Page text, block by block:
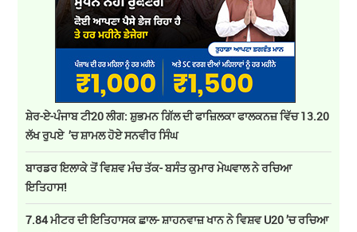
ਸ਼ੇਰ-ਏ-ਪੰਜਾਬ ਟੀ20 ਲੀਗ: ਸ਼ੁਭਮਨ ਗਿੱਲ ਦੀ ਫਾਜ਼ਿਲਕਾ ਫਾਲਕਨਜ਼ ਵਿੱਚ 13.20
ਲੱਖ ਰੁਪਏ ’ਚ ਸ਼ਾਮਲ ਹੋਏ ਸਨਵੀਰ ਸਿੰਘ
ਬਾਰਡਰ ਇਲਾਕੇ ਤੋਂ ਵਿਸ਼ਵ ਮੰਚ ਤੱਕ- ਬਸੰਤ ਕੁਮਾਰ ਮੇਘਵਾਲ ਨੇ ਰਚਿਆ
ਇਤਿਹਾਸ!
7.84 ਮੀਟਰ ਦੀ ਇਤਿਹਾਸਕ ਛਾਲ- ਸ਼ਾਹਨਵਾਜ਼ ਖਾਨ ਨੇ ਵਿਸ਼ਵ U20 ’ਚ ਰਚਿਆ